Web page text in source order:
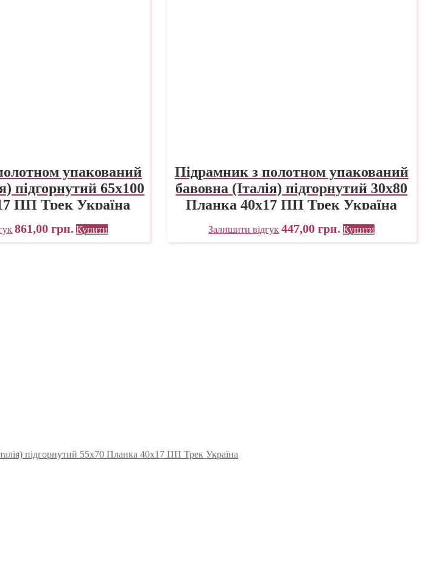
упакований
підгорнутий 65х100
ПП Трек Україна
861,00грн. Купити
Підрамник з полотном упакований
бавовна (Італія) підгорнутий 30х80
Планка 40х17 ПП Трек Україна
Залишити відгук 447,00грн. Купити
підгорнутий 55х70 Планка 40х17 ПП Трек Україна